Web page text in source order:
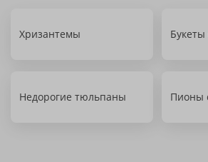
Хризантемы Букеты
Недорогие тюльпаны Пионы